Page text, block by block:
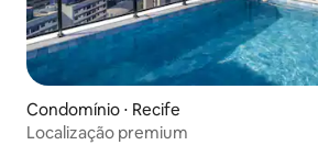
Condomínio ⋅ Recife
Localização premium